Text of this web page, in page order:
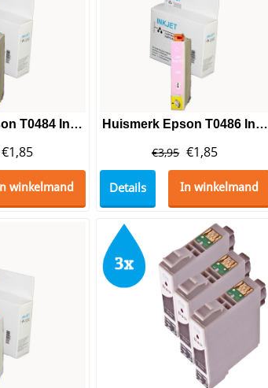
Huismerk Epson T0484 Inktcartridge Yellow
€1,85
winkelmand
Huismerk Epson T0486 Inktcartridge Light Magenta
€3,95 €1,85
Details In winkelmand